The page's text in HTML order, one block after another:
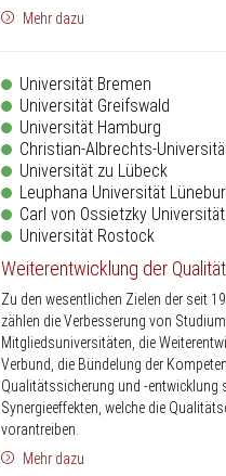
Mehr dazu
Universität Bremen
Universität Greifswald
Universität Hamburg
Christian-Albrechts-
Universität zu Lübeck
Leuphana Universität
Carl von Ossietzky
Universität Rostock
Weiterentwicklung der
Zu den wesentlichen Zielen der seit
zählen die Verbesserung von
Mitgliedsuniversitäten, die
Verbund, die Bündelung der
Qualitätssicherung und -entwicklung
Synergieeffekten, welche die
vorantreiben.
Mehr dazu